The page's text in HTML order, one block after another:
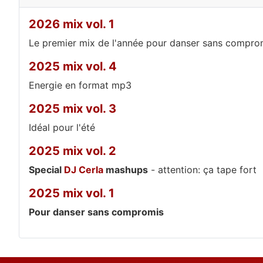
2026 mix vol. 1
Le premier mix de l'année pour danser sans
2025 mix vol. 4
Energie en format mp3
2025 mix vol. 3
Idéal pour l'été
2025 mix vol. 2
Special DJ Cerla mashups - attention: ça tape fort
2025 mix vol. 1
Pour danser sans compromis